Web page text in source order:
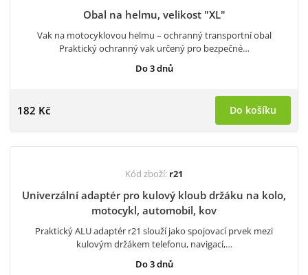
Obal na helmu, velikost "XL"
Vak na motocyklovou helmu – ochranný transportní obal
Praktický ochranný vak určený pro bezpečné…
Do 3 dnů
182 Kč Do košíku
Kód zboží: r21
Univerzální adaptér pro kulový kloub držáku na kolo,
motocykl, automobil, kov
Praktický ALU adaptér r21 slouží jako spojovací prvek mezi
kulovým držákem telefonu, navigací,…
Do 3 dnů